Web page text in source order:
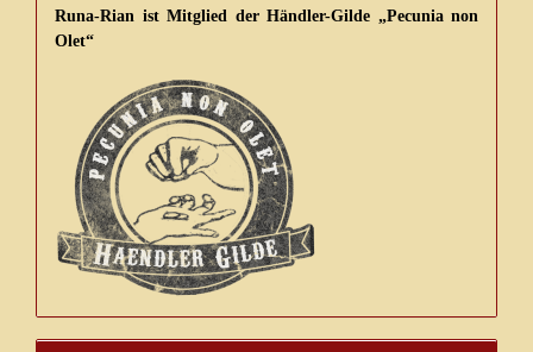
Runa-Rian ist Mitglied der Händler-Gilde „Pecunia non
Olet“